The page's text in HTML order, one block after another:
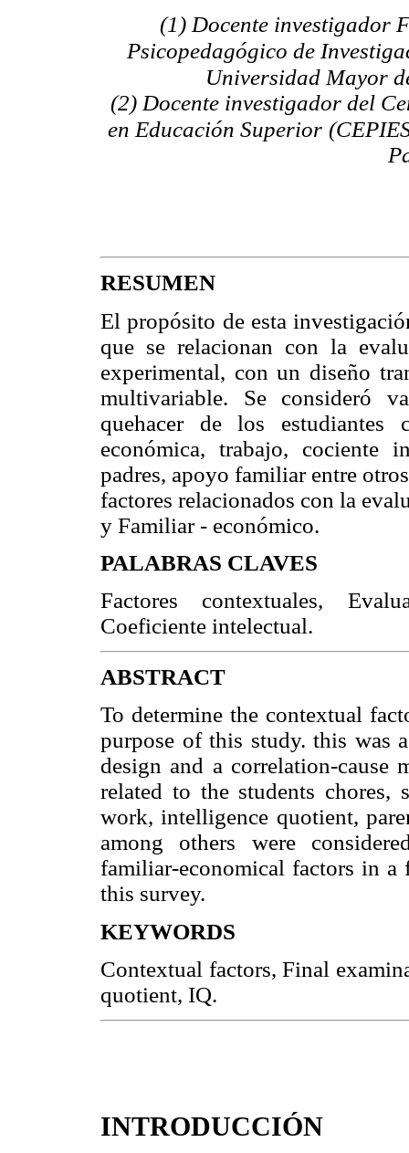
(1) Docente investigador
Psicopedagógico de
Universidad Mayor
(2) Docente investigador del
en Educación Superior
RESUMEN
El propósito de esta
que se relacionan con la
experimental, con un diseño
multivariable. Se consideró
quehacer de los estudiantes
económica, trabajo, cociente
padres, apoyo familiar entre
factores relacionados con la
y Familiar - económico.
PALABRAS CLAVES
Factores contextuales,
Coeficiente intelectual.
ABSTRACT
To determine the contextual
purpose of this study. this was
design and a correlation-cause
related to the students
work, intelligence quotient,
among others were
familiar-economical factors in
this survey.
KEYWORDS
Contextual factors, Final
quotient, IQ.
INTRODUCCIÓN